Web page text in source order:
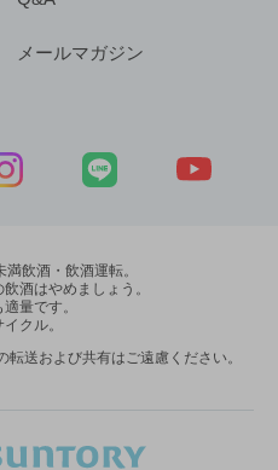
メールマガジン
飲酒・飲酒運転。
酒はやめましょう。
量です。
クル。
送および共有はご遠慮ください。